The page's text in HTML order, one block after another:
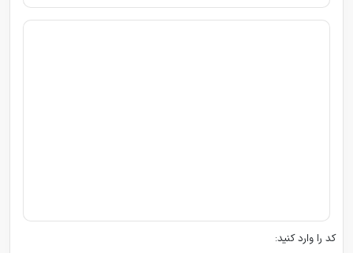
کد را وارد کنید: